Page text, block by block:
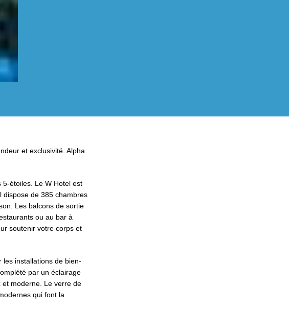
et exclusivité. Alpha
étoiles. Le W Hotel est
dispose de 385 chambres
Les balcons de sortie
ou au bar à
soutenir votre corps et
les installations de bien-
par un éclairage
moderne. Le verre de
qui font la